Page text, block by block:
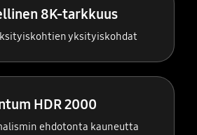
8K-tarkkuus
yksityiskohdat
HDR 2000
ehdotonta kauneutta